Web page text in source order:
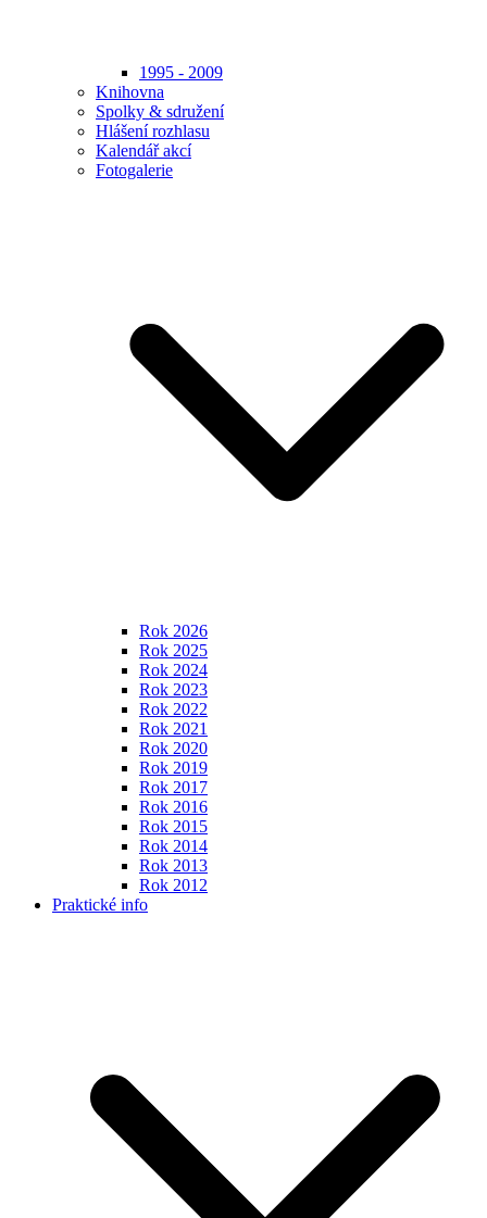
1995 - 2009
Knihovna
Spolky & sdružení
Hlášení rozhlasu
Kalendář akcí
Fotogalerie
Rok 2026
Rok 2025
Rok 2024
Rok 2023
Rok 2022
Rok 2021
Rok 2020
Rok 2019
Rok 2017
Rok 2016
Rok 2015
Rok 2014
Rok 2013
Rok 2012
Praktické info